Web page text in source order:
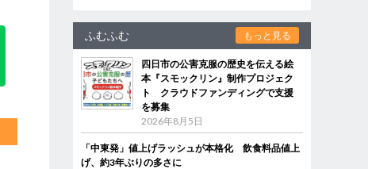
ふむふむ もっと見る
四日市の公害克服の歴史を伝える絵
本『スモックリン』制作プロジェク
ト クラウドファンディングで支援
を募集
2026年8月5日
「中東発」値上げラッシュが本格化 飲食料品値上
げ、約3年ぶりの多さに